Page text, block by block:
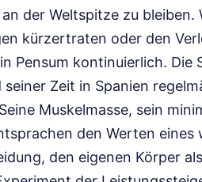
der Weltspitze zu bleiben.
kürzertraten oder den
Pensum kontinuierlich. Die
Zeit in Spanien
Muskelmasse, sein
den Werten eines
den eigenen Körper